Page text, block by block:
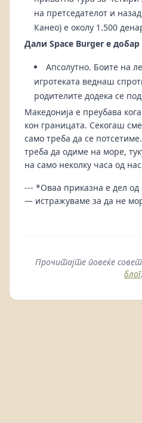
на претседателот и
Канео) е околу 1.500
Дали Space Burger е
Апсолутно. Боите на
игротеката веднаш
родителите додека се
Македонија е преубава
кон границата. Секогаш
само треба да се
треба да одиме на море,
на само неколку часа од
--- *Оваа приказна е дел од
— истражуваме за да не
Прочитајте повеќе
блог.